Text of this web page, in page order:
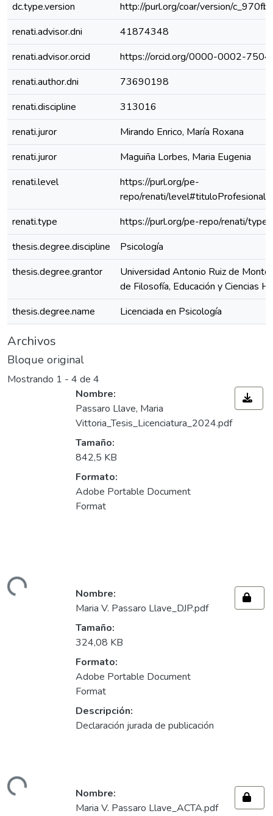
dc.type.version
http://purl.org/coar/version/
renati.advisor.dni
41874348
renati.advisor.orcid
https://orcid.org/0000-0002-
renati.author.dni
73690198
renati.discipline
313016
renati.juror
Mirando Enrico, María Roxana
renati.juror
Maguiña Lorbes, Maria Eugenia
renati.level
https://purl.org/pe-
repo/renati/level#tituloProfesional
renati.type
https://purl.org/pe-repo/renati/
thesis.degree.discipline
Psicología
thesis.degree.grantor
Universidad Antonio Ruiz de
de Filosofía, Educación y Ciencias
thesis.degree.name
Licenciada en Psicología
Archivos
Bloque original
Mostrando 1 - 4 de 4
Nombre:
Passaro Llave, Maria
Vittoria_Tesis_Licenciatura_2024.pdf
Tamaño:
842,5 KB
Formato:
Adobe Portable Document
Format
Nombre:
Maria V. Passaro Llave_DJP.pdf
Tamaño:
324,08 KB
Formato:
Adobe Portable Document
Format
Descripción:
Declaración jurada de publicación
Nombre:
Maria V. Passaro Llave_ACTA.pdf